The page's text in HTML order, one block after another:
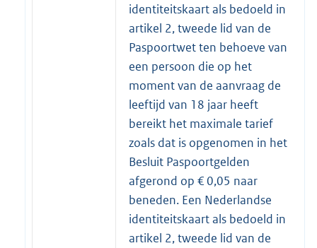
identiteitskaart als bedoeld in
artikel 2, tweede lid van de
Paspoortwet ten behoeve van
een persoon die op het
moment van de aanvraag de
leeftijd van 18 jaar heeft
bereikt het maximale tarief
zoals dat is opgenomen in het
Besluit Paspoortgelden
afgerond op € 0,05 naar
beneden. Een Nederlandse
identiteitskaart als bedoeld in
artikel 2, tweede lid van de